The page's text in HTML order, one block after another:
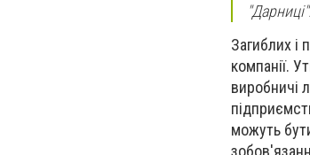
"Дарниці".
Загиблих і
компанії.
виробничі
можуть